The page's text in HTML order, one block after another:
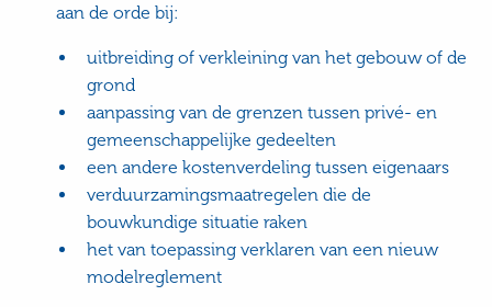
aan de orde bij:
uitbreiding of verkleining van het gebouw of de
grond
aanpassing van de grenzen tussen privé- en
gemeenschappelijke gedeelten
een andere kostenverdeling tussen eigenaars
verduurzamingsmaatregelen die de
bouwkundige situatie raken
het van toepassing verklaren van een nieuw
modelreglement